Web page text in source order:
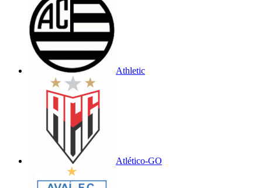
Athletic
Atlético-GO